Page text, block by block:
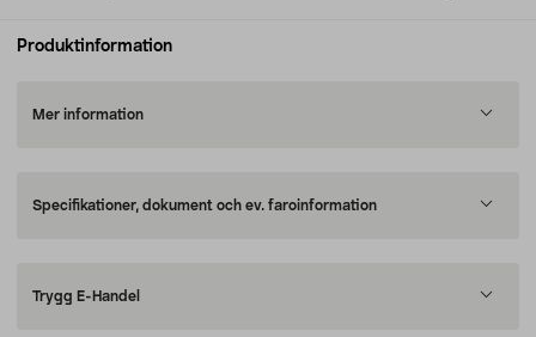
Produktinformation
Mer information
Specifikationer, dokument och ev. faroinformation
Trygg E-Handel